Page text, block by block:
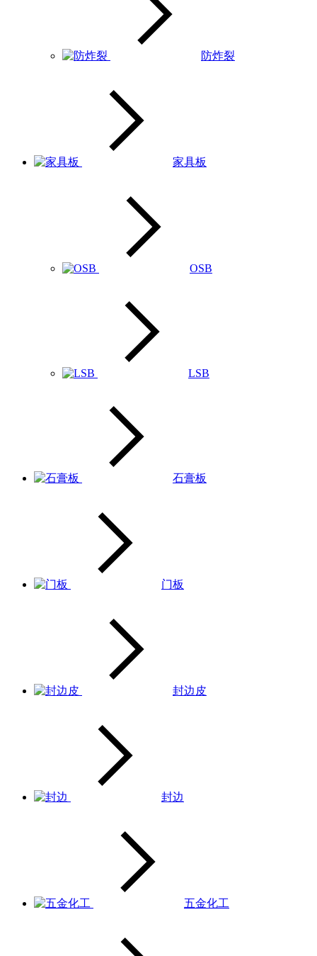
防炸裂
家具板
OSB
LSB
石膏板
门板
封边皮
封边
五金化工